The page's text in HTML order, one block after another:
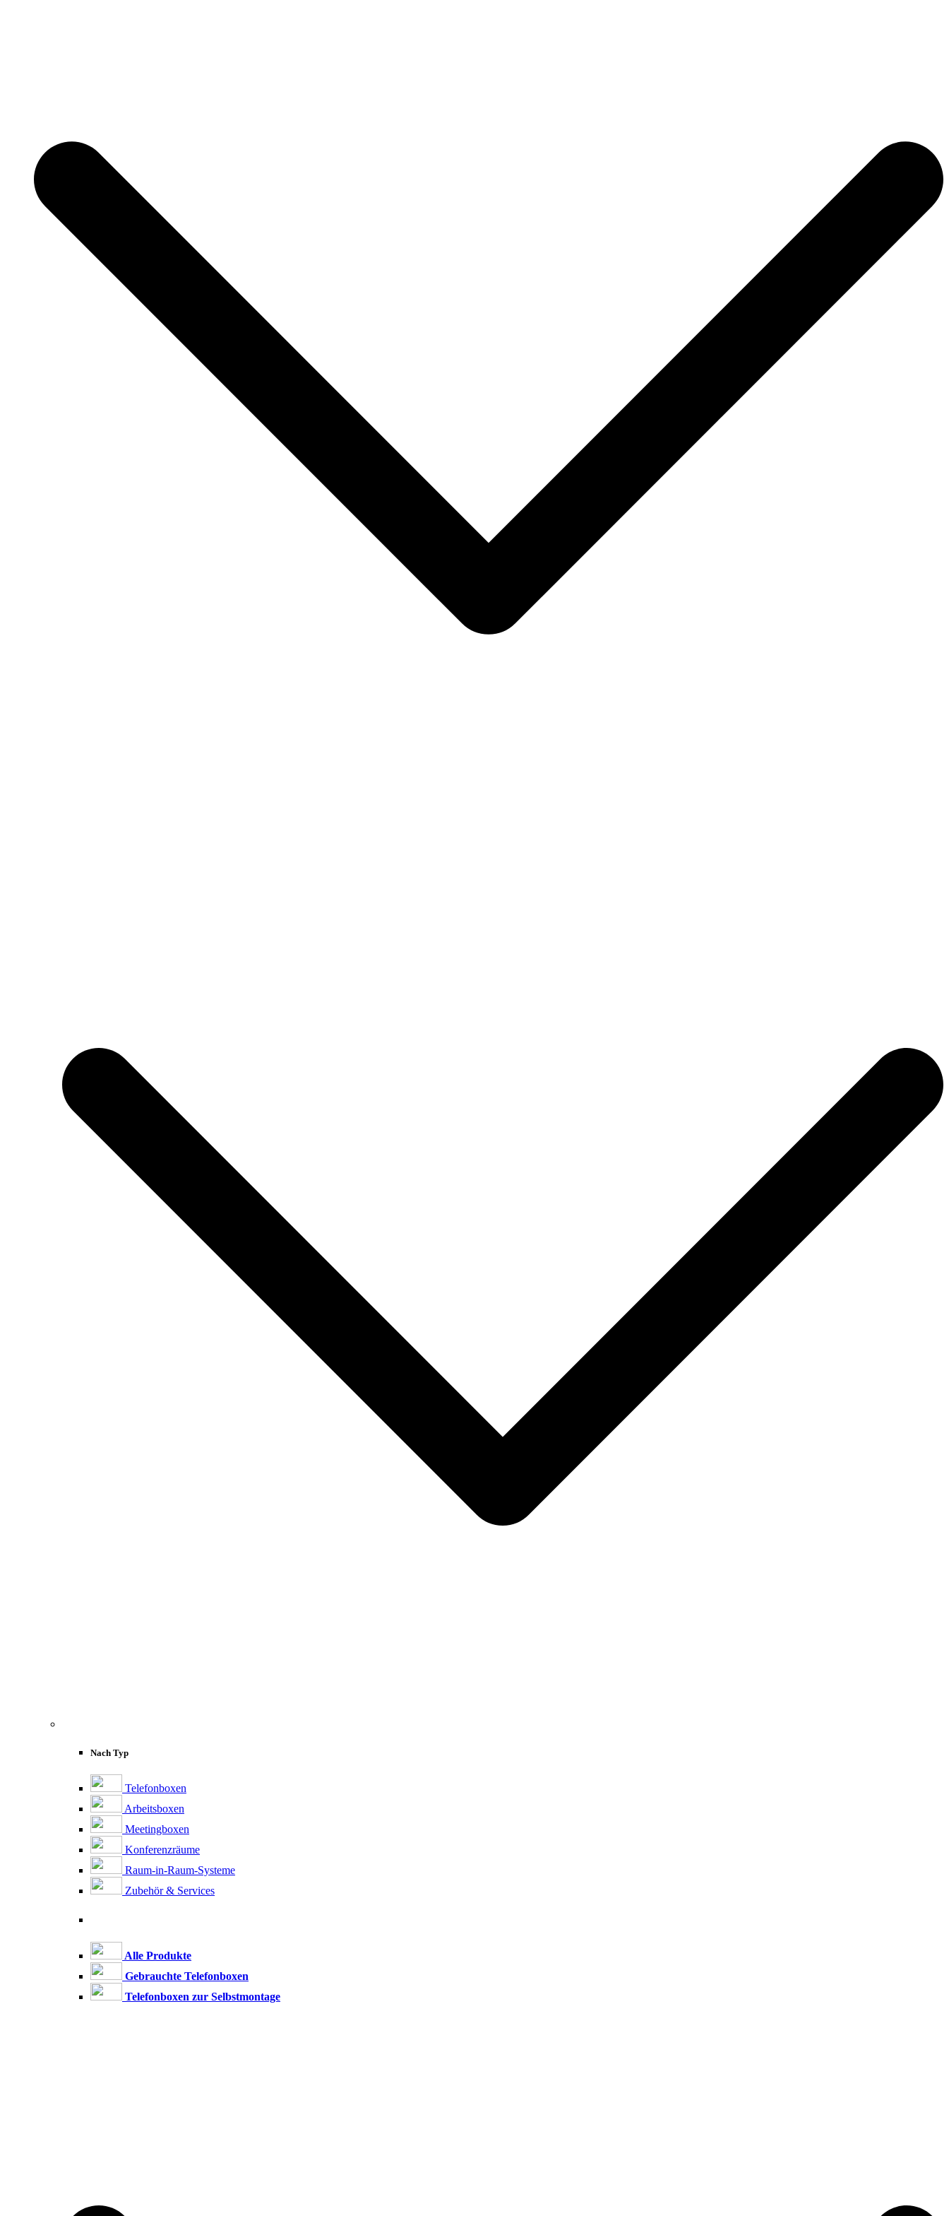
Nach Typ
Telefonboxen
Arbeitsboxen
Meetingboxen
Konferenzräume
Raum-in-Raum-Systeme
Zubehör & Services
Alle Produkte
Gebrauchte Telefonboxen
Telefonboxen zur Selbstmontage